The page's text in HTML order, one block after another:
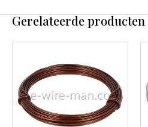
Gerelateerde producten